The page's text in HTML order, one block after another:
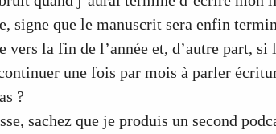
signe que le manuscrit sera enfin
vers la fin de l’année et, d’autre part, si
une fois par mois à parler
?
sachez que je produis un second